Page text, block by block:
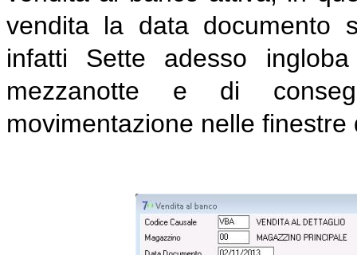
vendita la data documento
infatti Sette adesso
mezzanotte e di
movimentazione nelle